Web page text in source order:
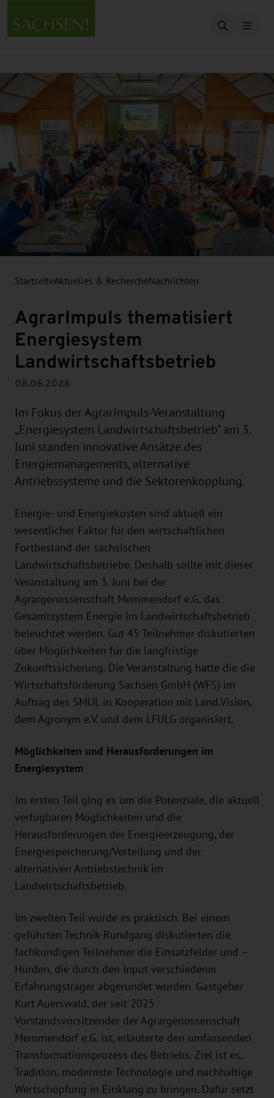
Suche
StartseiteAktuelles & RechercheNachrichten
AgrarImpuls thematisiert
Energiesystem
Landwirtschaftsbetrieb
08.06.2026
Im Fokus der AgrarImpuls-Veranstaltung
„Energiesystem Landwirtschaftsbetrieb“ am 3.
Juni standen innovative Ansätze des
Energiemanagements, alternative
Antriebssysteme und die Sektorenkopplung.
Energie- und Energiekosten sind aktuell ein
wesentlicher Faktor für den wirtschaftlichen
Fortbestand der sächsischen
Landwirtschaftsbetriebe. Deshalb sollte mit dieser
Veranstaltung am 3. Juni bei der
Agrargenossenschaft Memmendorf e.G. das
Gesamtsystem Energie im Landwirtschaftsbetrieb
beleuchtet werden. Gut 45 Teilnehmer diskutierten
über Möglichkeiten für die langfristige
Zukunftssicherung. Die Veranstaltung hatte die die
Wirtschaftsförderung Sachsen GmbH (WFS) im
Auftrag des SMUL in Kooperation mit Land.Vision,
dem Agronym e.V. und dem LFULG organisiert.
Möglichkeiten und Herausforderungen im
Energiesystem
Im ersten Teil ging es um die Potenziale, die aktuell
verfügbaren Möglichkeiten und die
Herausforderungen der Energieerzeugung, der
Energiespeicherung/Verteilung und der
alternativen Antriebstechnik im
Landwirtschaftsbetrieb.
Im zweiten Teil wurde es praktisch. Bei einem
geführten Technik-Rundgang diskutierten die
fachkundigen Teilnehmer die Einsatzfelder und –
Hürden, die durch den Input verschiedener
Erfahrungsträger abgerundet wurden. Gastgeber
Kurt Auerswald, der seit 2025
Vorstandsvorsitzender der Agrargenossenschaft
Memmendorf e.G. ist, erläuterte den umfassenden
Transformationsprozess des Betriebs. Ziel ist es,
Tradition, modernste Technologie und nachhaltige
Wertschöpfung in Einklang zu bringen. Dafür setzt